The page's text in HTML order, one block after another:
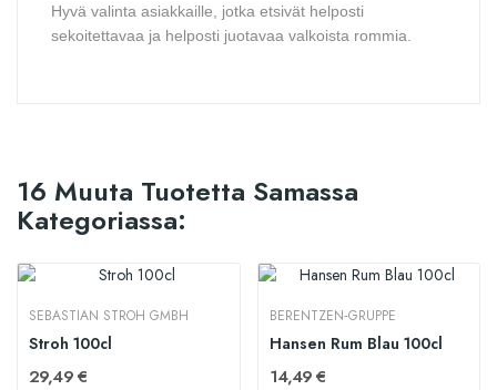
Hyvä valinta asiakkaille, jotka etsivät helposti
sekoitettavaa ja helposti juotavaa valkoista rommia.
16 Muuta Tuotetta Samassa
Kategoriassa:
SEBASTIAN STROH GMBH
Stroh 100cl
29,49 €
BERENTZEN‑GRUPPE
Hansen Rum Blau 100cl
14,49 €